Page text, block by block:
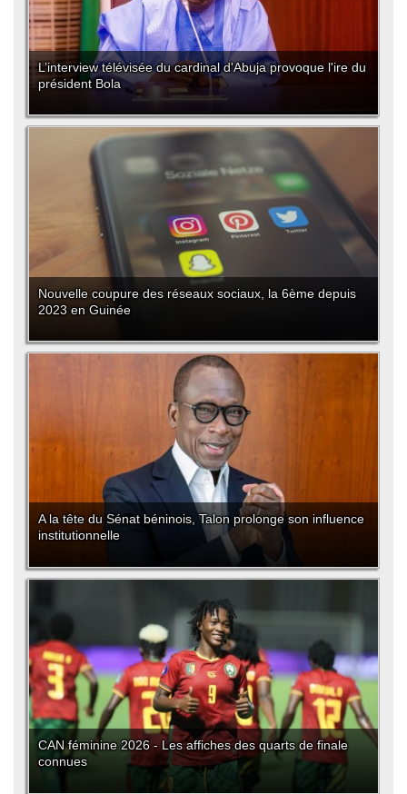
L’interview télévisée du cardinal d'Abuja provoque l'ire du
président Bola
Nouvelle coupure des réseaux sociaux, la 6ème depuis
2023 en Guinée
A la tête du Sénat béninois, Talon prolonge son influence
institutionnelle
CAN féminine 2026 - Les affiches des quarts de finale
connues